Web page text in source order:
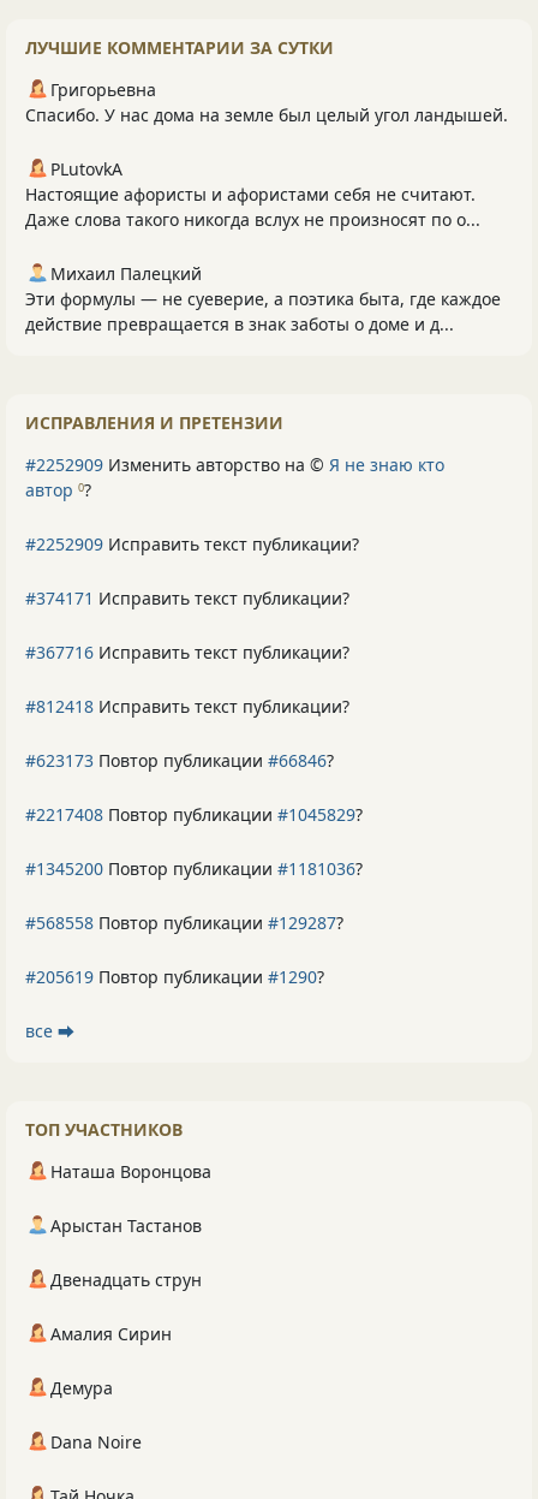
ЛУЧШИЕ КОММЕНТАРИИ ЗА СУТКИ
Григорьевна
Спасибо. У нас дома на земле был целый угол ландышей.
PLutоvkА
Настоящие афористы и афористами себя не считают.
Даже слова такого никогда вслух не произносят по о...
Михаил Палецкий
Эти формулы — не суеверие, а поэтика быта, где каждое
действие превращается в знак заботы о доме и д...
ИСПРАВЛЕНИЯ И ПРЕТЕНЗИИ
#2252909 Изменить авторство на © Я не знаю кто
автор 0?
#2252909 Исправить текст публикации?
#374171 Исправить текст публикации?
#367716 Исправить текст публикации?
#812418 Исправить текст публикации?
#623173 Повтор публикации #66846?
#2217408 Повтор публикации #1045829?
#1345200 Повтор публикации #1181036?
#568558 Повтор публикации #129287?
#205619 Повтор публикации #1290?
все ⮕
ТОП УЧАСТНИКОВ
Наташа Воронцова
Арыстан Тастанов
Двенадцать струн
Амалия Сирин
Демура
Dana Noire